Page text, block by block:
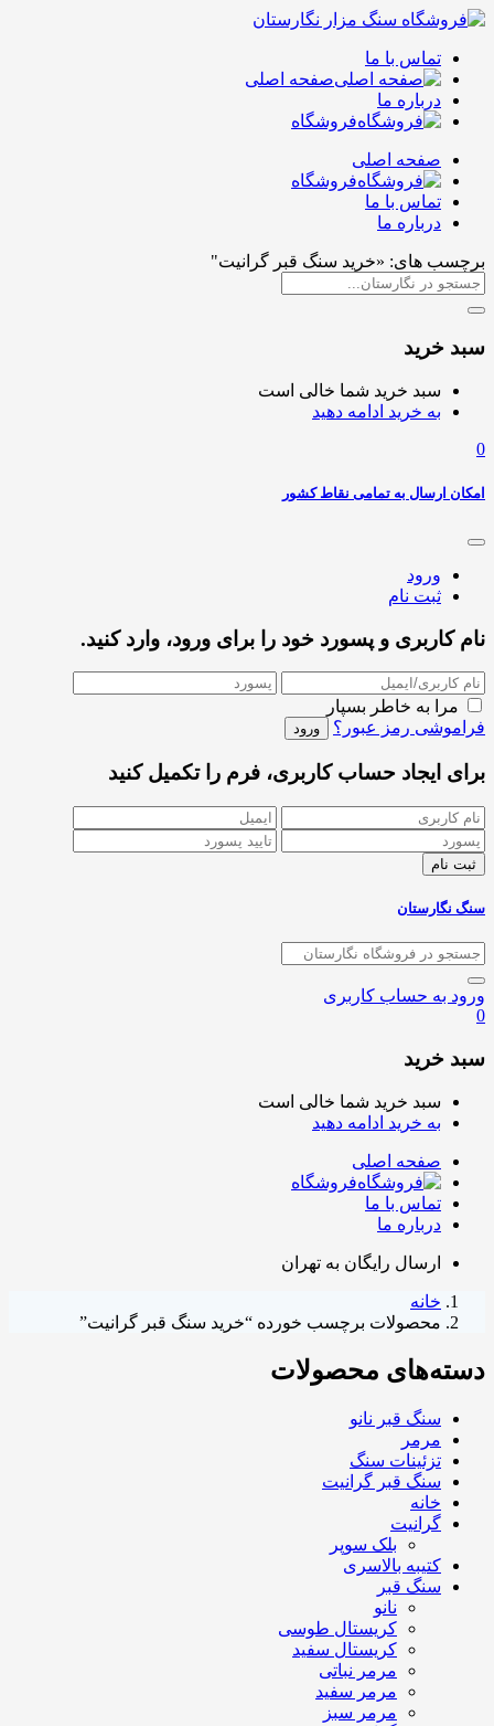
تماس با ما
صفحه اصلی
درباره ما
فروشگاه
صفحه اصلی
فروشگاه
تماس با ما
درباره ما
برچسب های: «خرید سنگ قبر گرانیت"
سبد خرید
سبد خرید شما خالی است
به خرید ادامه دهید
0
امکان ارسال به تمامی نقاط کشور
ورود
ثبت نام
نام کاربری و پسورد خود را برای ورود، وارد کنید.
مرا به خاطر بسپار
فراموشی رمز عبور؟
برای ایجاد حساب کاربری، فرم را تکمیل کنید
سنگ نگارستان
ورود به حساب کاربری
0
سبد خرید
سبد خرید شما خالی است
به خرید ادامه دهید
صفحه اصلی
فروشگاه
تماس با ما
درباره ما
ارسال رایگان به تهران
خانه
محصولات برچسب خورده “خرید سنگ قبر گرانیت”
دسته‌های محصولات
سنگ قبر نانو
مرمر
تزئینات سنگ
سنگ قبر گرانیت
خانه
گرانیت
بلک سوپر
کتیبه بالاسری
سنگ قبر
نانو
کریستال طوسی
کریستال سفید
مرمر نباتی
مرمر سفید
مرمر سبز